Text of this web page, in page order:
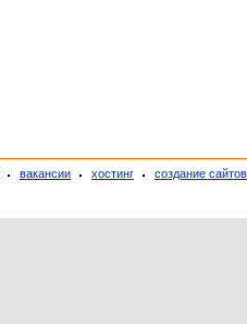
вакансии хостинг создание сайтов